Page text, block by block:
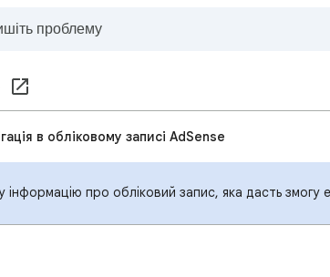
в обліковому записі AdSense
інформацію про обліковий запис, яка дасть